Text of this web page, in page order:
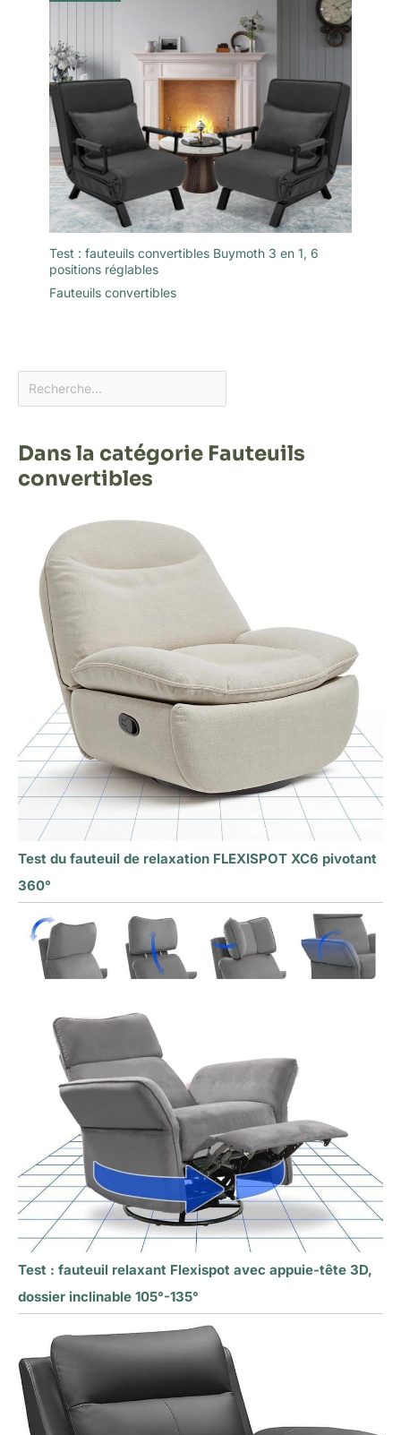
Test : fauteuils convertibles Buymoth 3 en 1, 6
positions réglables
Fauteuils convertibles
Dans la catégorie Fauteuils
convertibles
Test du fauteuil de relaxation FLEXISPOT XC6 pivotant
360°
Test : fauteuil relaxant Flexispot avec appuie-tête 3D,
dossier inclinable 105°-135°